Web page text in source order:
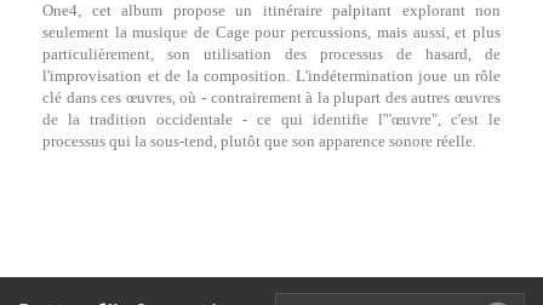
One4, cet album propose un itinéraire palpitant explorant non
seulement la musique de Cage pour percussions, mais aussi, et plus
particulièrement, son utilisation des processus de hasard, de
l'improvisation et de la composition. L'indétermination joue un rôle
clé dans ces œuvres, où - contrairement à la plupart des autres œuvres
de la tradition occidentale - ce qui identifie l'"œuvre", c'est le
processus qui la sous-tend, plutôt que son apparence sonore réelle.